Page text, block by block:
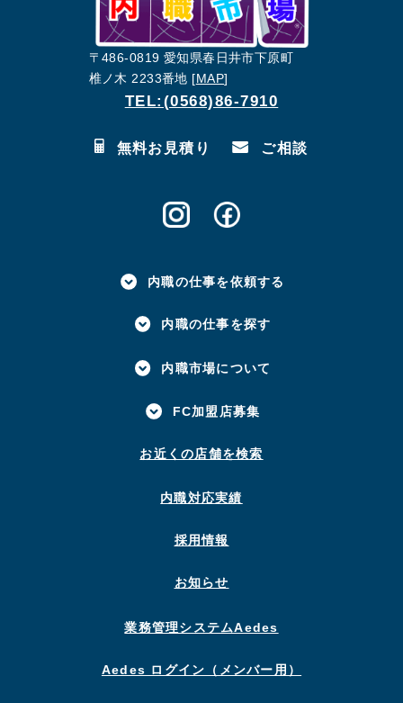
〒486-0819 愛知県春日井市下原町
椎ノ木 2233番地 [MAP]
TEL:(0568)86-7910
無料お見積り ご相談
内職の仕事を依頼する
内職の仕事を探す
内職市場について
FC加盟店募集
お近くの店舗を検索
内職対応実績
採用情報
お知らせ
業務管理システムAedes
Aedes ログイン（メンバー用）